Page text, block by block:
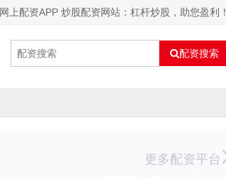
网上配资APP 炒股配资网站：杠杆炒股，助您盈利！
配资搜索
更多配资平台